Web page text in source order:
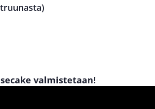
valmistetaan!